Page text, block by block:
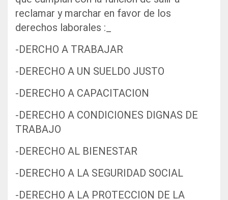
reclamar y marchar en favor de los
derechos laborales :_
-DERCHO A TRABAJAR
-DERECHO A UN SUELDO JUSTO
-DERECHO A CAPACITACION
-DERECHO A CONDICIONES DIGNAS DE
TRABAJO
-DERECHO AL BIENESTAR
-DERECHO A LA SEGURIDAD SOCIAL
-DERECHO A LA PROTECCION DE LA